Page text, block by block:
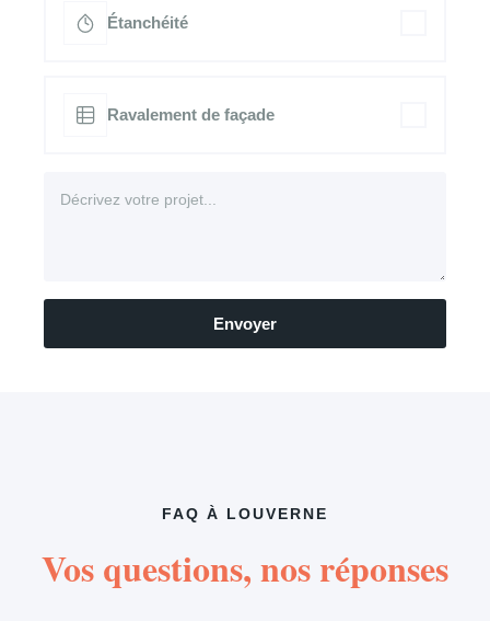
Étanchéité
Ravalement de façade
Envoyer
FAQ À LOUVERNE
Vos questions, nos réponses